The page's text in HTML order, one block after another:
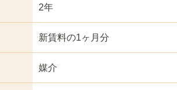
2年
新賃料の1ヶ月分
媒介